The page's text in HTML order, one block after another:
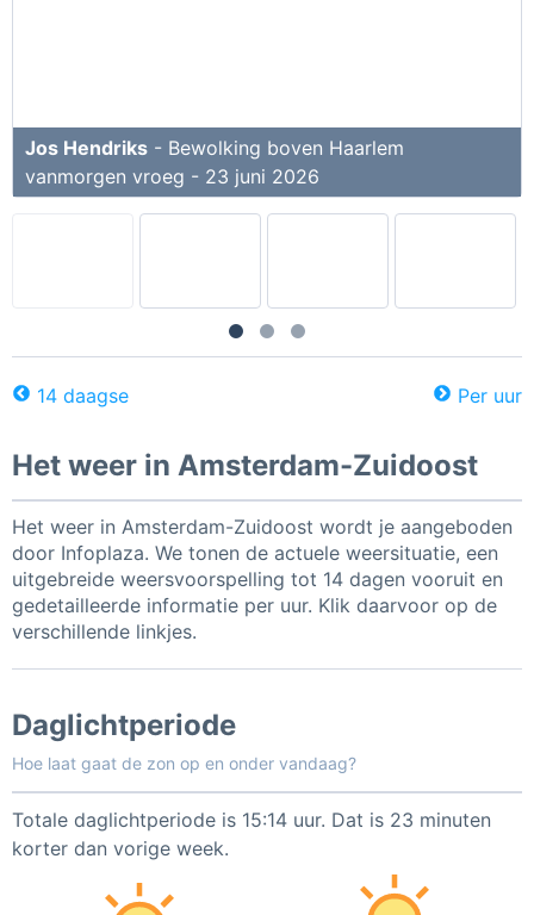
Jos Hendriks - Bewolking boven Haarlem
vanmorgen vroeg - 23 juni 2026
14 daagse Per uur
Het weer in Amsterdam-Zuidoost
Het weer in Amsterdam-Zuidoost wordt je aangeboden
door Infoplaza. We tonen de actuele weersituatie, een
uitgebreide weersvoorspelling tot 14 dagen vooruit en
gedetailleerde informatie per uur. Klik daarvoor op de
verschillende linkjes.
Daglichtperiode
Hoe laat gaat de zon op en onder vandaag?
Totale daglichtperiode is 15:14 uur. Dat is 23 minuten
korter dan vorige week.